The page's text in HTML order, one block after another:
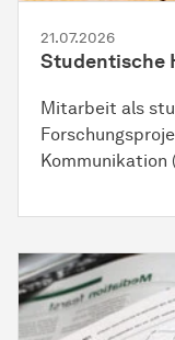
21.07.2026
Studentische
Mitarbeit als
Kommunikation